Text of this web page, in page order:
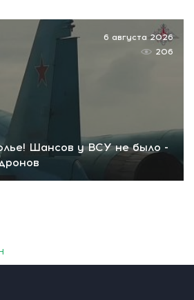
Шансов у ВСУ не было -
6 августа 2026
206